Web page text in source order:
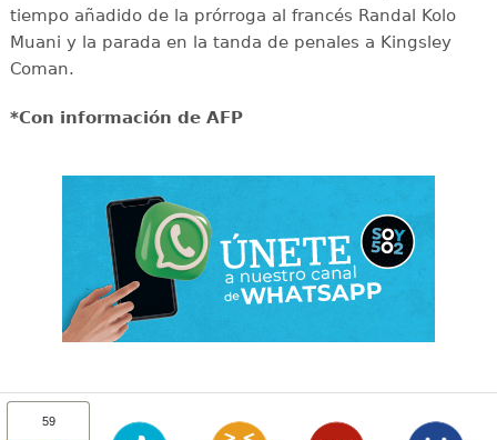
tiempo añadido de la prórroga al francés Randal Kolo
Muani y la parada en la tanda de penales a Kingsley
Coman.
*Con información de AFP
59